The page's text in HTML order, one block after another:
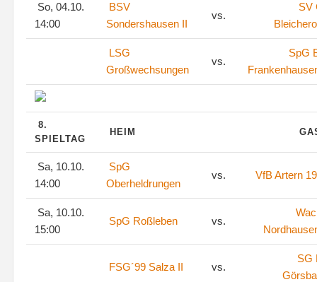
So, 04.10.
14:00
BSV
Sondershausen II
vs.
SV
LSG
Großwechsungen
vs.
SpG
8.
SPIELTAG
HEIM
Sa, 10.10.
14:00
SpG
Oberheldrungen
vs. VfB Artern
Sa, 10.10.
15:00
SpG Roßleben vs.
FSG´99 Salza II vs.
SG